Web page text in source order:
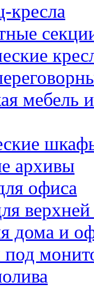
кресла
мебель
архивы
офиса
дома и
под